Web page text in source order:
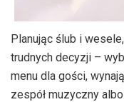
Planując ślub i
trudnych decyzji –
menu dla gości,
zespół muzyczny